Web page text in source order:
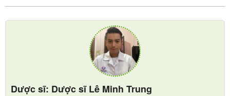
Rửa mặt trước cho bé
Dược sĩ: Dược sĩ Lê Minh Trung